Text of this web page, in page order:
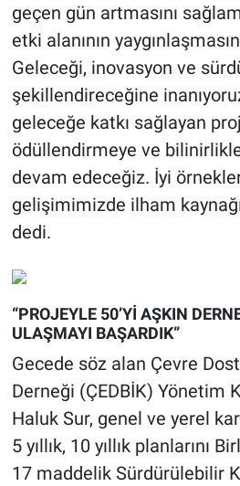
geçen gün artmasını
etki alanının
Geleceği, inovasyon ve
şekillendireceğine
geleceğe katkı sağlayan
ödüllendirmeye ve
devam edeceğiz. İyi
gelişimimizde ilham
dedi.
“PROJEYLE 50’Yİ AŞKIN
ULAŞMAYI BAŞARDIK”
Gecede söz alan Çevre
Derneği (ÇEDBİK) Yönetim
Haluk Sur, genel ve yerel
5 yıllık, 10 yıllık planlarını
17 maddelik Sürdürülebilir